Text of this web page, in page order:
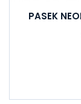
PASEK